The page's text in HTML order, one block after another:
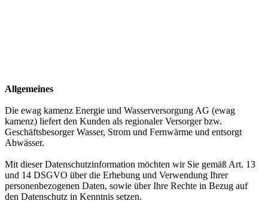
Allgemeines
Die ewag kamenz Energie und Wasserversorgung AG (ewag
kamenz) liefert den Kunden als regionaler Versorger bzw.
Geschäftsbesorger Wasser, Strom und Fernwärme und entsorgt
Abwässer.
Mit dieser Datenschutzinformation möchten wir Sie gemäß Art. 13
und 14 DSGVO über die Erhebung und Verwendung Ihrer
personenbezogenen Daten, sowie über Ihre Rechte in Bezug auf
den Datenschutz in Kenntnis setzen.